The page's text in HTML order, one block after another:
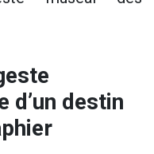
d’un destin